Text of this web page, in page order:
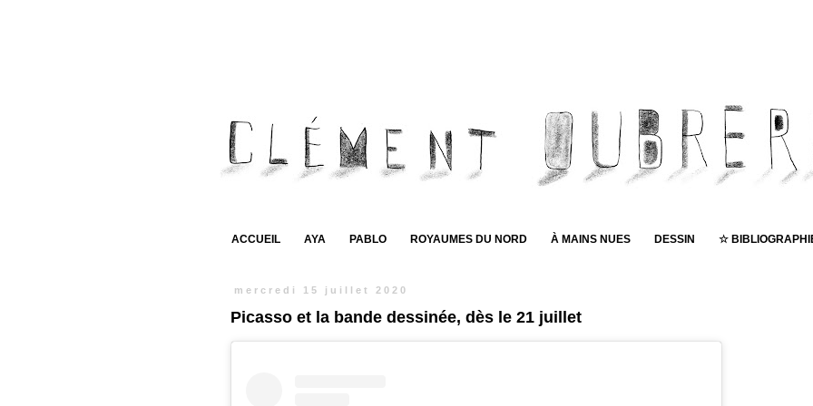
ACCUEIL AYA PABLO ROYAUMES DU NORD À MAINS NUES DESSIN ☆
mercredi 15 juillet 2020
Picasso et la bande dessinée, dès le 21 juillet